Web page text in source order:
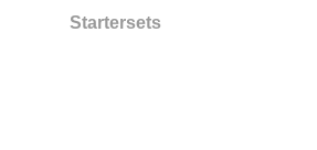
Startersets